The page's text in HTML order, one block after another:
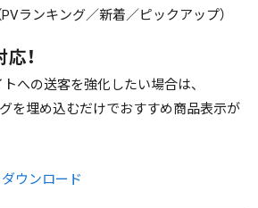
ランキング／新着／ピックアップ）
！
への送客を強化したい場合は、
を埋め込むだけでおすすめ商品表示が
ダウンロード